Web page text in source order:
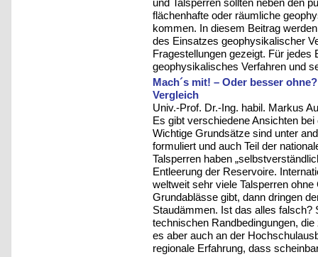
und Talsperren sollten neben den
flächenhafte oder räumliche
kommen. In diesem Beitrag
des Einsatzes geophysikalischer
Fragestellungen gezeigt. Für jedes
geophysikalisches Verfahren und
Mach´s mit! – Oder besser
Vergleich
Univ.-Prof. Dr.-Ing. habil. Markus
Es gibt verschiedene Ansichten
Wichtige Grundsätze sind unter
formuliert und auch Teil der
Talsperren haben
Entleerung der Reservoire.
weltweit sehr viele Talsperren
Grundablässe gibt, dann dringen
Staudämmen. Ist das alles falsch?
technischen Randbedingungen,
es aber auch an der
regionale Erfahrung, dass